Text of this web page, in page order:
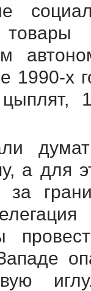
1990-х
а для
за